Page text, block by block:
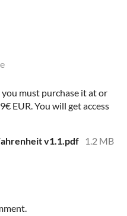
must purchase it at or
EUR. You will get access
v1.1.pdf
1.2 MB